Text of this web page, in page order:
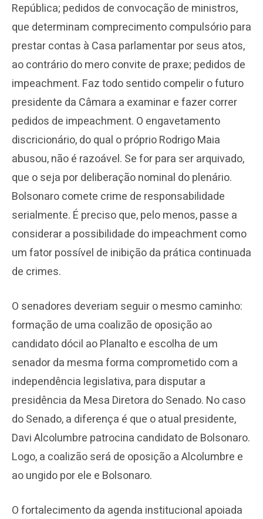
República; pedidos de convocação de ministros,
que determinam comprecimento compulsório para
prestar contas à Casa parlamentar por seus atos,
ao contrário do mero convite de praxe; pedidos de
impeachment. Faz todo sentido compelir o futuro
presidente da Câmara a examinar e fazer correr
pedidos de impeachment. O engavetamento
discricionário, do qual o próprio Rodrigo Maia
abusou, não é razoável. Se for para ser arquivado,
que o seja por deliberação nominal do plenário.
Bolsonaro comete crime de responsabilidade
serialmente. É preciso que, pelo menos, passe a
considerar a possibilidade do impeachment como
um fator possível de inibição da prática continuada
de crimes.
O senadores deveriam seguir o mesmo caminho:
formação de uma coalizão de oposição ao
candidato dócil ao Planalto e escolha de um
senador da mesma forma comprometido com a
independência legislativa, para disputar a
presidência da Mesa Diretora do Senado. No caso
do Senado, a diferença é que o atual presidente,
Davi Alcolumbre patrocina candidato de Bolsonaro.
Logo, a coalizão será de oposição a Alcolumbre e
ao ungido por ele e Bolsonaro.
O fortalecimento da agenda institucional apoiada